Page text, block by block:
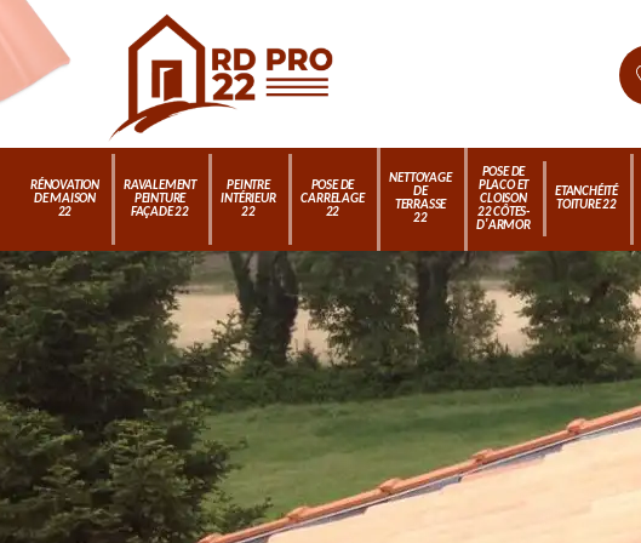
RÉNOVATION
DE MAISON
22
RAVALEMENT
PEINTURE
FAÇADE 22
PEINTRE
INTÉRIEUR
22
POSE DE
CARRELAGE
22
NETTOYAGE
DE
TERRASSE
22
POSE DE
PLACO ET
CLOISON
22 CÔTES-
D'ARMOR
ETANCHÉITÉ
TOITURE 22